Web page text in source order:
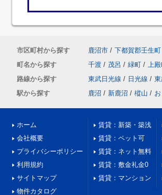
市区町村から探す 鹿沼市 / 下都賀郡壬生町
町名から探す
千渡 / 茂呂 / 緑町 / 上
路線から探す
東武日光線 / 日光線 /
駅から探す
鹿沼 / 新鹿沼 / 樅山 /
ホーム
会社概要
プライバシーポリシー
利用規約
サイトマップ
物件カタログ
賃貸：新築・築浅
賃貸：ペット可
賃貸：ネット無料
賃貸：敷金礼金0
賃貸：マンション